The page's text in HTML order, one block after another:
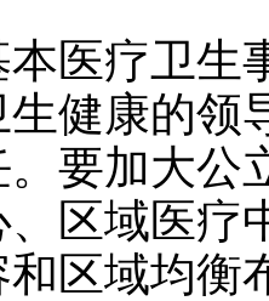
疗卫生
健康的领
要加大公
、区域医疗
和区域均衡